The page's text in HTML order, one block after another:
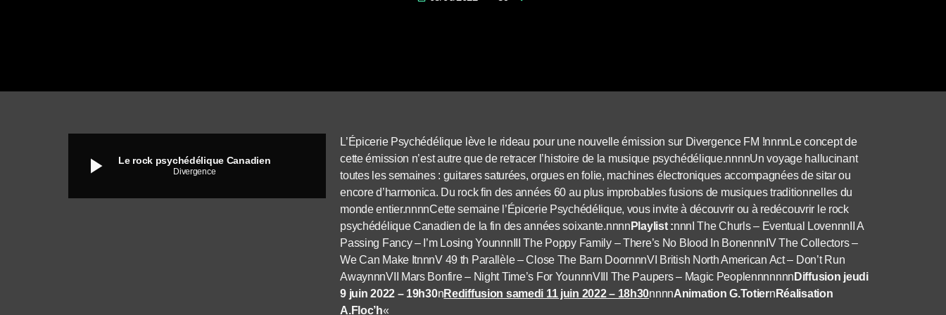
play_arrow Le rock psychédélique Canadien
Divergence
L’Épicerie Psychédélique lève le rideau pour une nouvelle émission sur Divergence FM !nnnnLe concept de
cette émission n’est autre que de retracer l’histoire de la musique psychédélique.nnnnUn voyage hallucinant
toutes les semaines : guitares saturées, orgues en folie, machines électroniques accompagnées de sitar ou
encore d’harmonica. Du rock fin des années 60 au plus improbables fusions de musiques traditionnelles du
monde entier.nnnnCette semaine l’Épicerie Psychédélique, vous invite à découvrir ou à redécouvrir le rock
psychédélique Canadien de la fin des années soixante.nnnn Playlist :nnnI The Churls – Eventual LovennnII A
Passing Fancy – I’m Losing YounnnIII The Poppy Family – There’s No Blood In BonennnIV The Collectors –
We Can Make ItnnnV 49 th Parallèle – Close The Barn DoornnnVI British North American Act – Don’t Run
AwaynnnVII Mars Bonfire – Night Time’s For YounnnVIII The Paupers – Magic Peoplennnnnnn Diffusion jeudi
9 juin 2022 – 19h30nRediffusion samedi 11 juin 2022 – 18h30nnnnAnimation G.Totiern Réalisation
A.Floc’h«